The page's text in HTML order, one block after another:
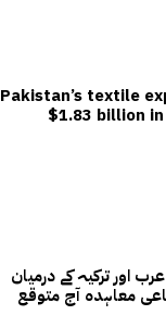
Pakistan’s textile
$1.83 billion
اور ترکیہ کے درمیان
معاہدہ آج متوقع